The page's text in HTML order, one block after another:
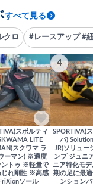
すべて見る
クロ #レースアップ #
スポルティ
LITE
スクワマ ラ
ーマン) ※適度
ントゥ ※軽量で
じれ剛性 ※高感
ソール
4
SPORTIVA(
バ)
JR(ソリュー
ンプ ジュニ
ニア特化モ
期の足に最
ンション